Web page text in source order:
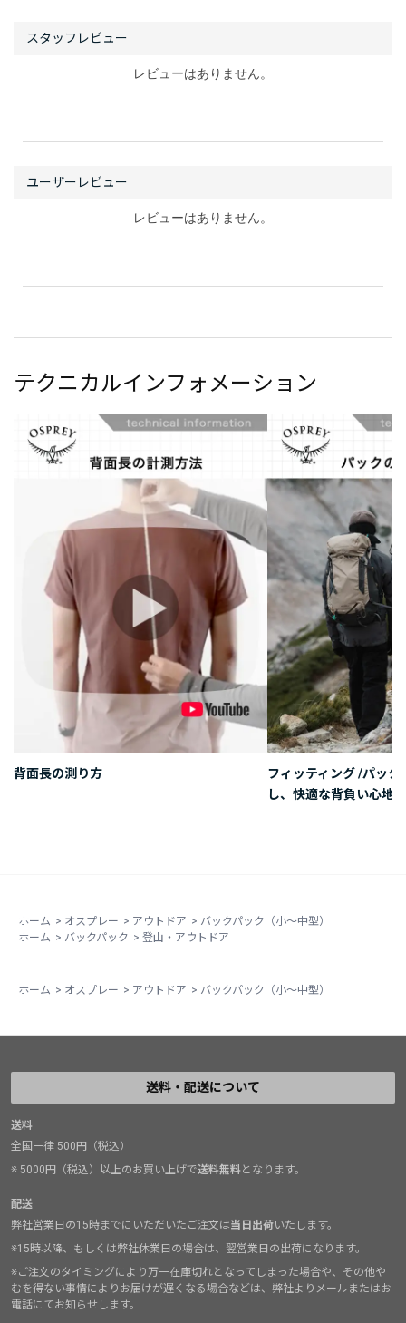
レビューはありません。
レビューはありません。
テクニカルインフォメーション
背面長の測り方
フィッティング /パッ
し、快適な背負い心地
ホーム > オスプレー > アウトドア > バックパック（小～中型）
ホーム > バックパック > 登山・アウトドア
ホーム > オスプレー > アウトドア > バックパック（小～中型）
送料・配送について
送料
全国一律 500円（税込）
※ 5000円（税込）以上のお買い上げで送料無料となります。
配送
弊社営業日の15時までにいただいたご注文は当日出荷いたします。
※15時以降、もしくは弊社休業日の場合は、翌営業日の出荷になります。
※ご注文のタイミングにより万一在庫切れとなってしまった場合や、その他や
むを得ない事情によりお届けが遅くなる場合などは、弊社よりメールまたはお
電話にてお知らせします。